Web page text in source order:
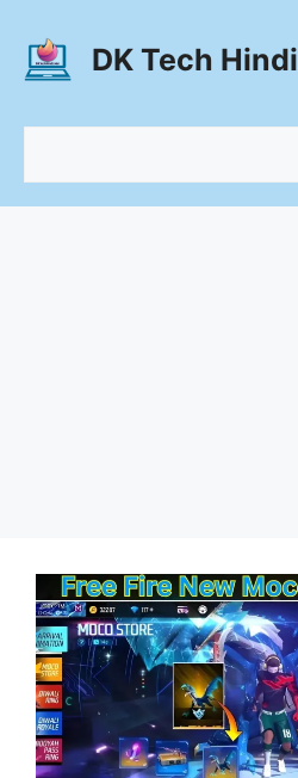
content
DK Tech Hindi